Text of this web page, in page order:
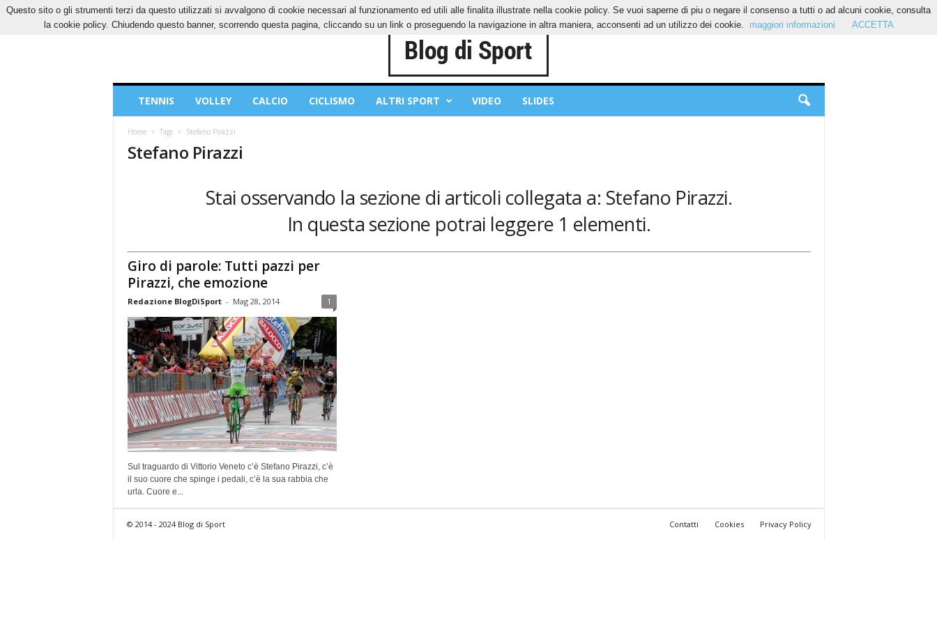
SABATO, 8 AGOSTO 2026 CONTATTI COOKIES PRIVACY POLICY
Sport
TENNIS VOLLEY CALCIO CICLISMO ALTRI SPORT VIDEO SLIDES
Home Tags Stefano Pirazzi
Stefano Pirazzi
Stai osservando la sezione di articoli collegata a: Stefano Pirazzi.
In questa sezione potrai leggere 1 elementi.
Giro di parole: Tutti pazzi per
Pirazzi, che emozione
Redazione BlogDiSport - Mag 28, 2014 1
Sul traguardo di Vittorio Veneto c’è Stefano Pirazzi, c’è
il suo cuore che spinge i pedali, c’è la sua rabbia che
urla. Cuore e...
Contatti Cookies Privacy Policy
© 2014 - 2024 Blog di Sport
Questo sito o gli strumenti terzi da questo utilizzati si avvalgono di cookie necessari al funzionamento ed utili alle finalita illustrate nella cookie policy. Se vuoi saperne di piu o negare il consenso a tutti o ad alcuni cookie, consulta
la cookie policy. Chiudendo questo banner, scorrendo questa pagina, cliccando su un link o proseguendo la navigazione in altra maniera, acconsenti ad un utilizzo dei cookie.
maggiori informazioni ACCETTA